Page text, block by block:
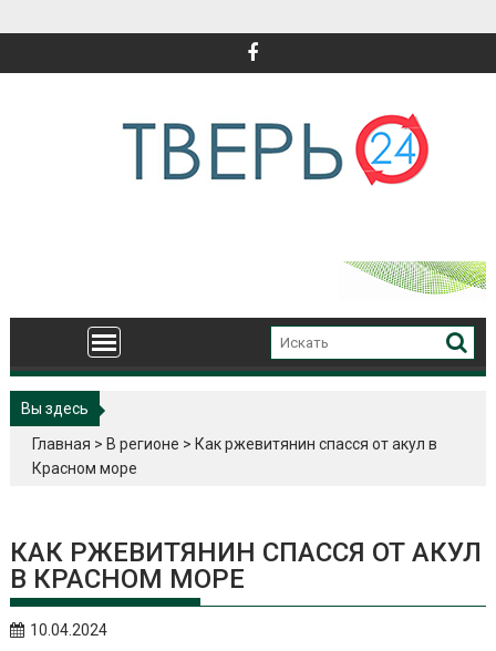
Вы здесь
Главная > В регионе > Как ржевитянин спасся от акул в
Красном море
КАК РЖЕВИТЯНИН СПАССЯ ОТ АКУЛ
В КРАСНОМ МОРЕ
10.04.2024